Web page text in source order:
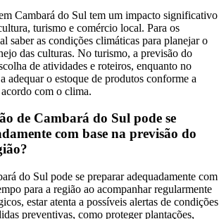
Cambará do Sul tem um impacto significativo
turismo e comércio local. Para os
saber as condições climáticas para planejar o
das culturas. No turismo, a previsão do
de atividades e roteiros, enquanto no
adequar o estoque de produtos conforme a
com o clima.
de Cambará do Sul pode se
com base na previsão do
do Sul pode se preparar adequadamente com
para a região ao acompanhar regularmente
estar atenta a possíveis alertas de condições
preventivas, como proteger plantações,